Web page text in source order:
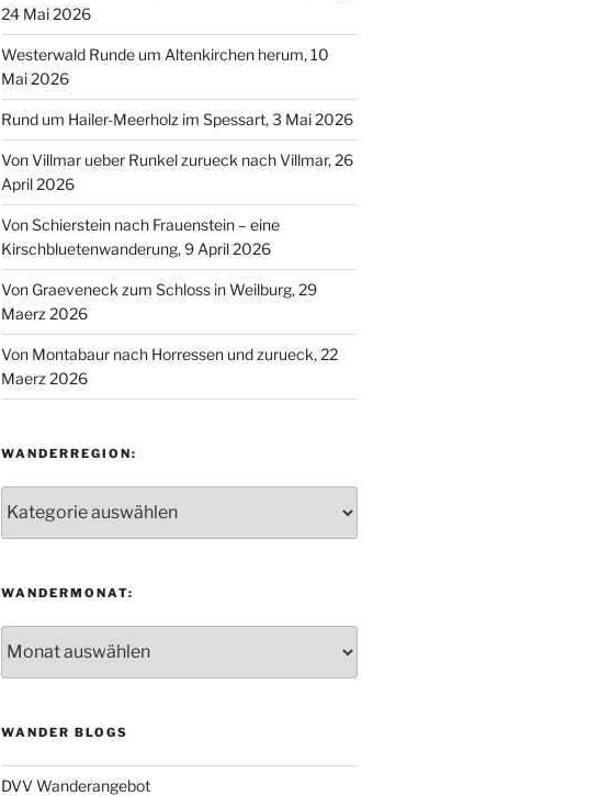
24 Mai 2026
Westerwald Runde um Altenkirchen herum, 10
Mai 2026
Rund um Hailer-Meerholz im Spessart, 3 Mai 2026
Von Villmar ueber Runkel zurueck nach Villmar, 26
April 2026
Von Schierstein nach Frauenstein – eine
Kirschbluetenwanderung, 9 April 2026
Von Graeveneck zum Schloss in Weilburg, 29
Maerz 2026
Von Montabaur nach Horressen und zurueck, 22
Maerz 2026
WANDERREGION:
WANDERMONAT:
WANDER BLOGS
DVV Wanderangebot